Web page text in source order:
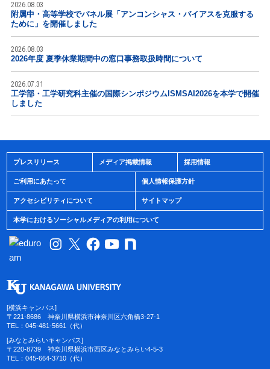
2026.08.03
附属中・高等学校でパネル展「アンコンシャス・バイアスを克服する
ために」を開催しました
2026.08.03
2026年度 夏季休業期間中の窓口事務取扱時間について
2026.07.31
工学部・工学研究科主催の国際シンポジウムISMSAI2026を本学で開催
しました
プレスリリース メディア掲載情報 採用情報
ご利用にあたって 個人情報保護方針
アクセシビリティについて サイトマップ
本学におけるソーシャルメディアの利用について
[横浜キャンパス]
〒221-8686 神奈川県横浜市神奈川区六角橋3-27-1
TEL：045-481-5661（代）
[みなとみらいキャンパス]
〒220-8739 神奈川県横浜市西区みなとみらい4-5-3
TEL：045-664-3710（代）